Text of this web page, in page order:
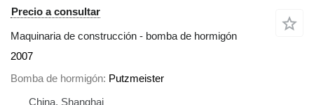
Precio a consultar
Maquinaria de construcción - bomba de hormigón
2007
Bomba de hormigón Putzmeister
China, Shanghai